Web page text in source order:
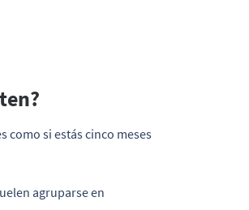
como si estás cinco meses
agruparse en